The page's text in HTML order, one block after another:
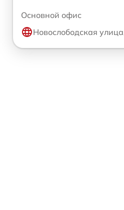
Основной офис
Новослободская